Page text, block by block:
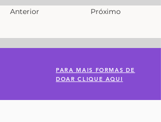
Anterior Próximo
PARA MAIS FORMAS DE
DOAR CLIQUE AQUI